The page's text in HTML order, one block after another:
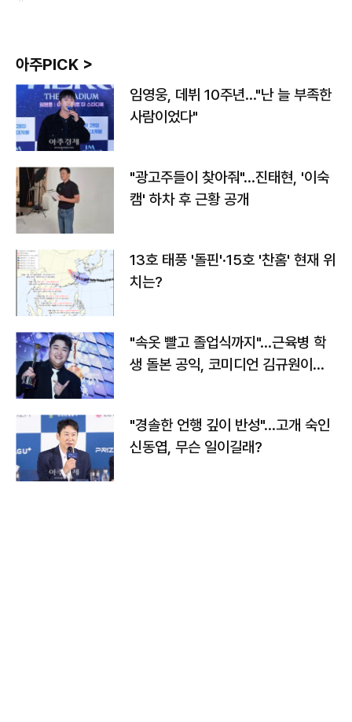
아주PICK >
임영웅, 데뷔 10주년…"난 늘 부족한
사람이었다"
"광고주들이 찾아줘"…진태현, '이숙
캠' 하차 후 근황 공개
13호 태풍 '돌핀'·15호 '찬홈' 현재 위
치는?
"속옷 빨고 졸업식까지"…근육병 학
생 돌본 공익, 코미디언 김규원이었
"경솔한 언행 깊이 반성"…고개 숙인
신동엽, 무슨 일이길래?